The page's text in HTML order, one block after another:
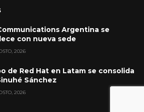
Argentina se
con nueva sede
2026
de Red Hat en Latam se consolida
Sánchez
2026